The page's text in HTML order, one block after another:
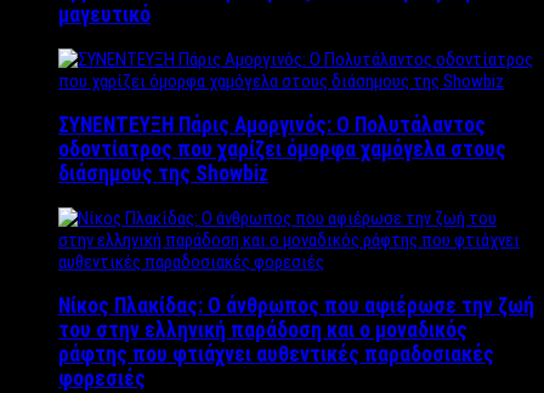
μαγευτικό
ΣΥΝΕΝΤΕΥΞΗ Πάρις Αμοργινός: O Πολυτάλαντος
οδοντίατρος που χαρίζει όμορφα χαμόγελα στους
διάσημους της Showbiz
Νίκος Πλακίδας: O άνθρωπος που αφιέρωσε την ζωή
του στην ελληνική παράδοση και ο μοναδικός
ράφτης που φτιάχνει αυθεντικές παραδοσιακές
φορεσιές